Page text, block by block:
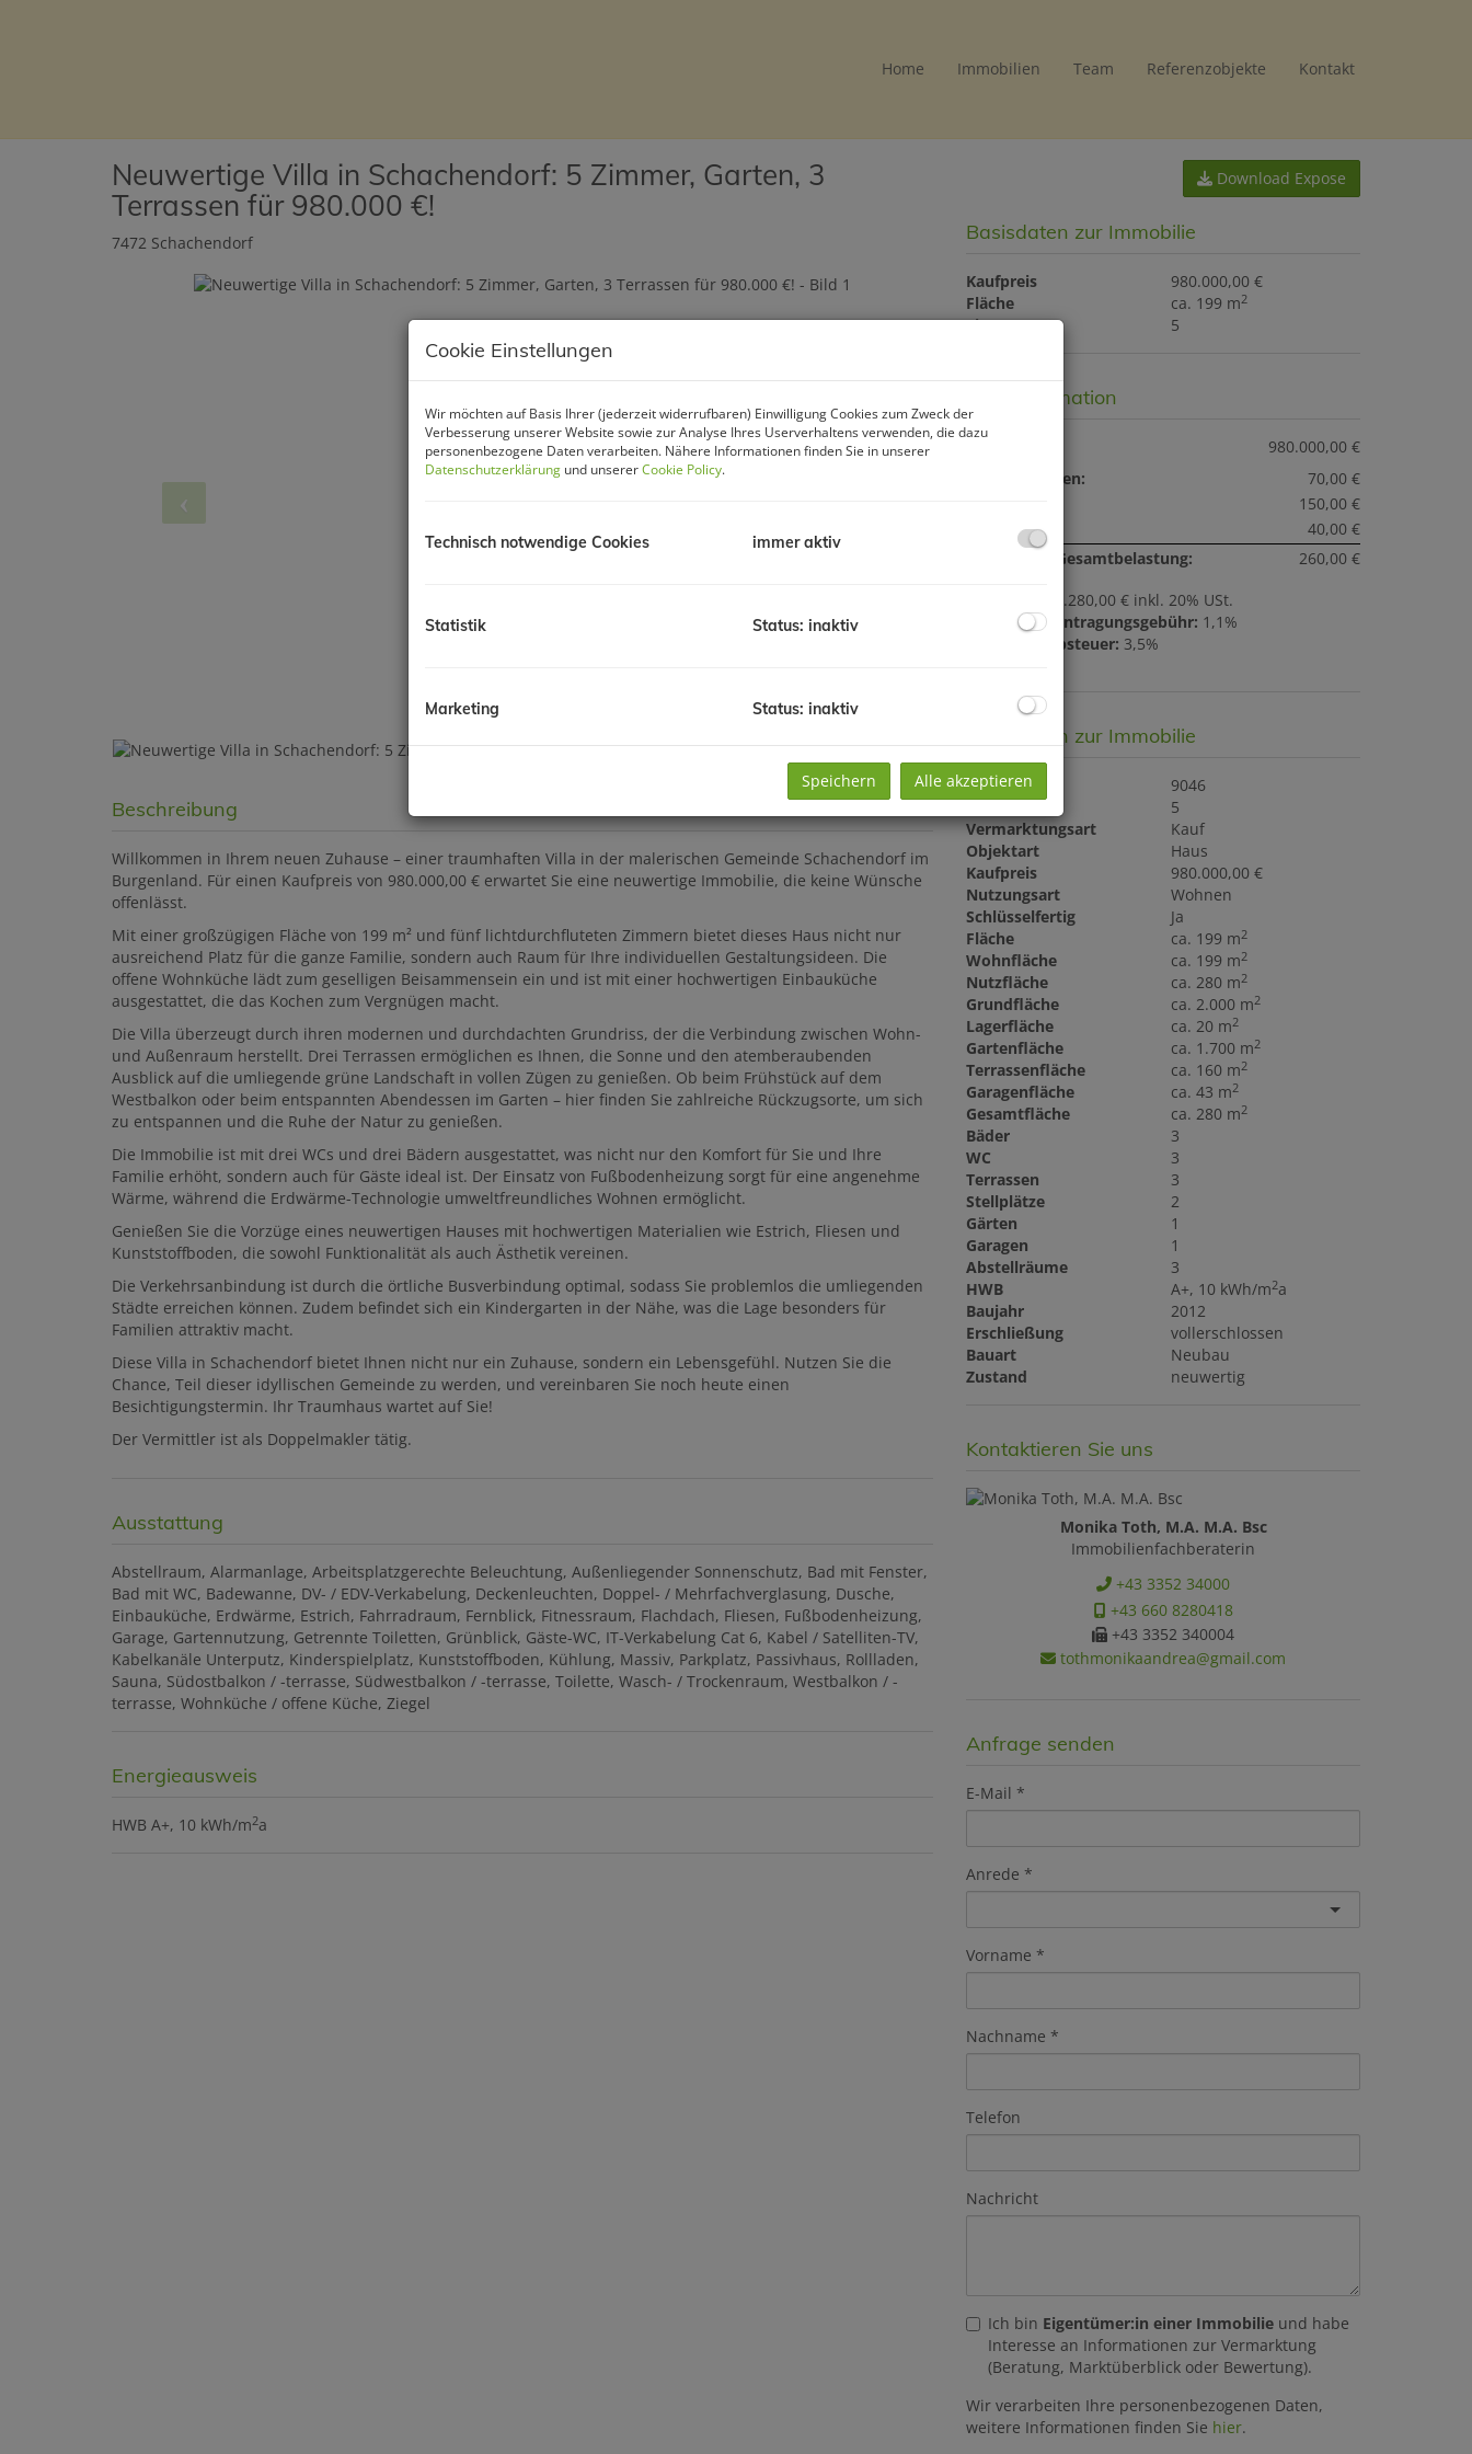
Home Immobilien Team Referenzobjekte Kontakt
Neuwertige Villa in Schachendorf: 5 Zimmer, Garten, 3
Terrassen für 980.000 €!
7472 Schachendorf
Beschreibung
Willkommen in Ihrem neuen Zuhause – einer traumhaften Villa in der malerischen Gemeinde Schachendorf im
Burgenland. Für einen Kaufpreis von 980.000,00 € erwartet Sie eine neuwertige Immobilie, die keine Wünsche
offenlässt.
Mit einer großzügigen Fläche von 199 m² und fünf lichtdurchfluteten Zimmern bietet dieses Haus nicht nur
ausreichend Platz für die ganze Familie, sondern auch Raum für Ihre individuellen Gestaltungsideen. Die
offene Wohnküche lädt zum geselligen Beisammensein ein und ist mit einer hochwertigen Einbauküche
ausgestattet, die das Kochen zum Vergnügen macht.
Die Villa überzeugt durch ihren modernen und durchdachten Grundriss, der die Verbindung zwischen Wohn-
und Außenraum herstellt. Drei Terrassen ermöglichen es Ihnen, die Sonne und den atemberaubenden
Ausblick auf die umliegende grüne Landschaft in vollen Zügen zu genießen. Ob beim Frühstück auf dem
Westbalkon oder beim entspannten Abendessen im Garten – hier finden Sie zahlreiche Rückzugsorte, um sich
zu entspannen und die Ruhe der Natur zu genießen.
Die Immobilie ist mit drei WCs und drei Bädern ausgestattet, was nicht nur den Komfort für Sie und Ihre
Familie erhöht, sondern auch für Gäste ideal ist. Der Einsatz von Fußbodenheizung sorgt für eine angenehme
Wärme, während die Erdwärme-Technologie umweltfreundliches Wohnen ermöglicht.
Genießen Sie die Vorzüge eines neuwertigen Hauses mit hochwertigen Materialien wie Estrich, Fliesen und
Kunststoffboden, die sowohl Funktionalität als auch Ästhetik vereinen.
Die Verkehrsanbindung ist durch die örtliche Busverbindung optimal, sodass Sie problemlos die umliegenden
Städte erreichen können. Zudem befindet sich ein Kindergarten in der Nähe, was die Lage besonders für
Familien attraktiv macht.
Diese Villa in Schachendorf bietet Ihnen nicht nur ein Zuhause, sondern ein Lebensgefühl. Nutzen Sie die
Chance, Teil dieser idyllischen Gemeinde zu werden, und vereinbaren Sie noch heute einen
Besichtigungstermin. Ihr Traumhaus wartet auf Sie!
Der Vermittler ist als Doppelmakler tätig.
Ausstattung
Abstellraum Alarmanlage Arbeitsplatzgerechte Beleuchtung Außenliegender Sonnenschutz Bad mit Fenster
Bad mit WC Badewanne DV- / EDV-Verkabelung Deckenleuchten Doppel- / Mehrfachverglasung Dusche
Einbauküche Erdwärme Estrich Fahrradraum Fernblick Fitnessraum Flachdach Fliesen Fußbodenheizung
Garage Gartennutzung Getrennte Toiletten Grünblick Gäste-WC IT-Verkabelung Cat 6 Kabel / Satelliten-TV
Kabelkanäle Unterputz Kinderspielplatz Kunststoffboden Kühlung Massiv Parkplatz Passivhaus Rollladen
Sauna Südostbalkon / -terrasse Südwestbalkon / -terrasse Toilette Wasch- / Trockenraum Westbalkon / -
terrasse Wohnküche / offene Küche Ziegel
Energieausweis
HWB A+, 10 kWh/m2a
Download Expose
Basisdaten zur Immobilie
Kaufpreis
980.000,00 €
Fläche
ca. 199 m2
Zimmer 5
Preisinformation
980.000,00 €
Betriebskosten:
70,00 €
150,00 €
Sonstiges:
40,00 €
monatliche Gesamtbelastung:
260,00 €
35.280,00 € inkl. 20% USt.
Grundbucheintragungsgebühr: 1,1%
Grunderwerbsteuer: 3,5%
Basisdaten zur Immobilie
Objektnr.
9046
Zimmer
5
Vermarktungsart
Kauf
Objektart
Haus
Kaufpreis
980.000,00 €
Nutzungsart
Wohnen
Schlüsselfertig
Ja
Fläche
ca. 199 m2
Wohnfläche ca. 199 m2
Nutzfläche ca. 280 m2
Grundfläche ca. 2.000 m2
Lagerfläche ca. 20 m2
Gartenfläche ca. 1.700 m2
Terrassenfläche ca. 160 m2
Garagenfläche ca. 43 m2
Gesamtfläche ca. 280 m2
Bäder
3
WC
3
Terrassen
3
Stellplätze
2
Gärten
1
Garagen
1
Abstellräume
3
HWB
A+, 10 kWh/m2a
Baujahr
2012
Erschließung
vollerschlossen
Bauart
Neubau
Zustand
neuwertig
Kontaktieren Sie uns
Monika Toth, M.A. M.A. Bsc
Immobilienfachberaterin
+43 3352 34000
+43 660 8280418
+43 3352 340004
tothmonikaandrea@gmail.com
Anfrage senden
E-Mail
Anrede
Vorname
Nachname
Telefon
Nachricht
Ich bin Eigentümer:in einer Immobilie und habe
Interesse an Informationen zur Vermarktung
(Beratung, Marktüberblick oder Bewertung).
Wir verarbeiten Ihre personenbezogenen Daten,
weitere Informationen finden Sie hier.
Cookie Einstellungen
Wir möchten auf Basis Ihrer (jederzeit widerrufbaren) Einwilligung Cookies zum Zweck der
Verbesserung unserer Website sowie zur Analyse Ihres Userverhaltens verwenden, die dazu
personenbezogene Daten verarbeiten. Nähere Informationen finden Sie in unserer
Datenschutzerklärung und unsererCookie Policy.
Technisch notwendige Cookies immer aktiv
Statistik Status: inaktiv
Marketing Status: inaktiv
Speichern Alle akzeptieren